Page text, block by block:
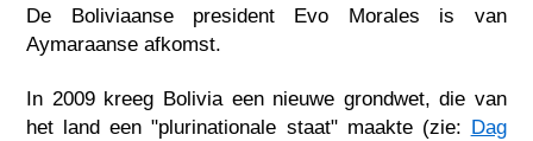
De Boliviaanse president Evo Morales is van
Aymaraanse afkomst.
In 2009 kreeg Bolivia een nieuwe grondwet, die van
het land een "plurinationale staat" maakte (zie: Dag